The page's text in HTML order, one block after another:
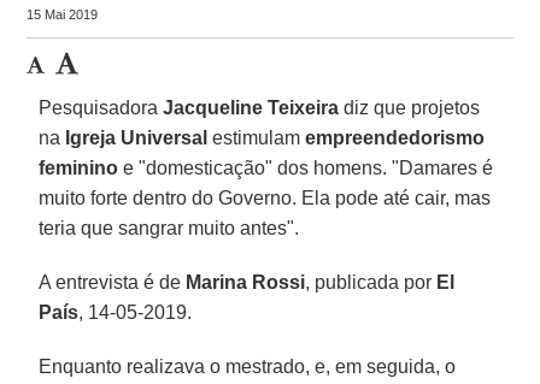
15 Mai 2019
PesquisadoraJacqueline Teixeira diz que projetos
na Igreja Universal estimulamempreendedorismo
feminino e "domesticação" dos homens. "Damares é
muito forte dentro do Governo. Ela pode até cair, mas
teria que sangrar muito antes".
A entrevista é de Marina Rossi, publicada por El
País, 14-05-2019.
Enquanto realizava o mestrado, e, em seguida, o